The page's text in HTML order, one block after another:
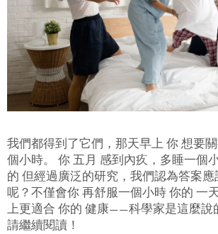
我們都得到了它們，那天早上 你 想要
個小時。 你 五月 感到內疚，多睡一個
的 但經過廣泛的研究，我們認為答案
呢？不僅會你 再舒服一個小時 你的 一
上更適合 你的 健康——科學家是這麼說
請繼續閱讀！